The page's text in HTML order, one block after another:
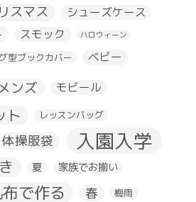
スマス シューズケース
スモック ハロウィーン
型ブックカバー ベビー
ンズ モビール
ト レッスンバッグ
体操服袋 入園入学
夏 家族でお揃い
で作る 春 梅雨